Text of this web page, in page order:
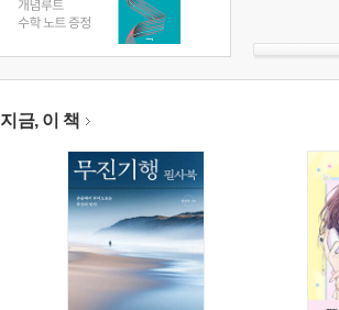
지금, 이 책